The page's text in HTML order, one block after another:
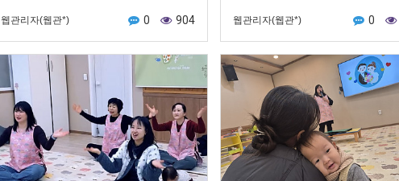
웹관리자(웹관*) 0 904 웹관리자(웹관*) 0